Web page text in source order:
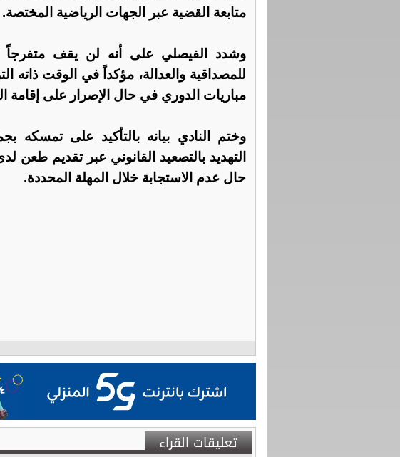
متابعة القضية عبر الجهات الرياضية المختصة.
وشدد الفيصلي على أنه لن يقف متفرجاً
للمصداقية والعدالة، مؤكداً في الوقت ذاته
مباريات الدوري في حال الإصرار على إقامة
وختم النادي بيانه بالتأكيد على تمسكه
التهديد بالتصعيد القانوني عبر تقديم طعن
حال عدم الاستجابة خلال المهلة المحددة.
تعليقات القراء